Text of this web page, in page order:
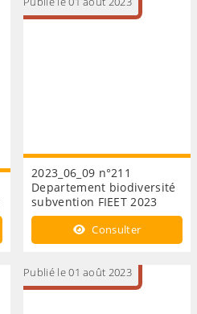
2023_06_09 n°211
Departement biodiversité
subvention FIEET 2023
Consulter
Publié le 01 août 2023